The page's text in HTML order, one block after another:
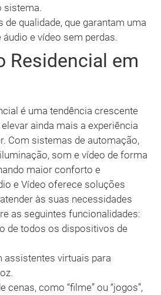
sistema.
de qualidade, que garantam uma
e vídeo sem perdas.
Residencial em
é uma tendência crescente
ainda mais a experiência
Com sistemas de automação,
som e vídeo de forma
maior conforto e
e Vídeo oferece soluções
às suas necessidades
as seguintes funcionalidades:
de todos os dispositivos de
assistentes virtuais para
cenas, como “filme” ou “jogos”,